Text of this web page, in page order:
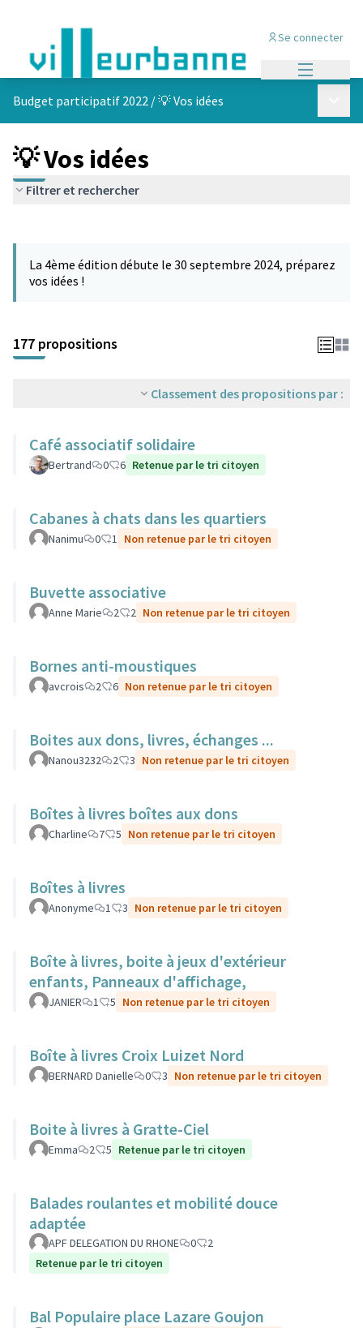
Se connecter
Budget participatif 2022 /💡 Vos idées
💡 Vos idées
Filtrer et rechercher
−
La 4ème édition débute le 30 septembre 2024, préparez
vos idées !
177 propositions
Classement des propositions par :
Café associatif solidaire
Bertrand 0 6 Retenue par le tri citoyen
Cabanes à chats dans les quartiers
Nanimu 0 1 Non retenue par le tri citoyen
Buvette associative
Anne Marie 2 2 Non retenue par le tri citoyen
Bornes anti-moustiques
avcrois 2 6 Non retenue par le tri citoyen
Boites aux dons, livres, échanges ...
Nanou3232 2 3 Non retenue par le tri citoyen
Boîtes à livres boîtes aux dons
Charline 7 5 Non retenue par le tri citoyen
Boîtes à livres
Anonyme 1 3 Non retenue par le tri citoyen
Boîte à livres, boite à jeux d'extérieur
enfants, Panneaux d'affichage,
JANIER 1 5 Non retenue par le tri citoyen
Boîte à livres Croix Luizet Nord
BERNARD Danielle 0 3 Non retenue par le tri citoyen
Boite à livres à Gratte-Ciel
Emma 2 5 Retenue par le tri citoyen
Balades roulantes et mobilité douce
adaptée
APF DELEGATION DU RHONE 0
2
Retenue par le tri citoyen
Bal Populaire place Lazare Goujon